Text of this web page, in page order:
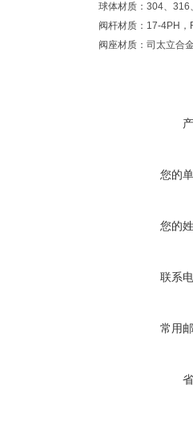
球体材质：304、
阀杆材质：17-4PH
阀座材质：司太立合
您的
您的
联系
常用